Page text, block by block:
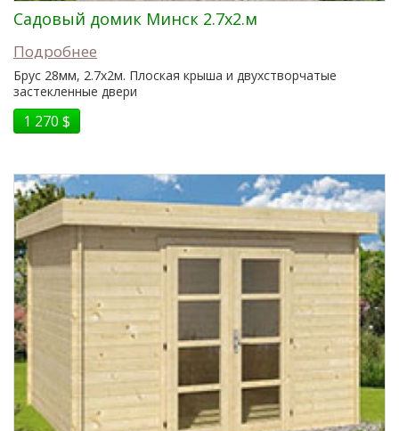
Садовый домик Минск 2.7x2.м
Подробнее
Брус 28мм, 2.7x2м. Плоская крыша и двухстворчатые
застекленные двери
1 270 $